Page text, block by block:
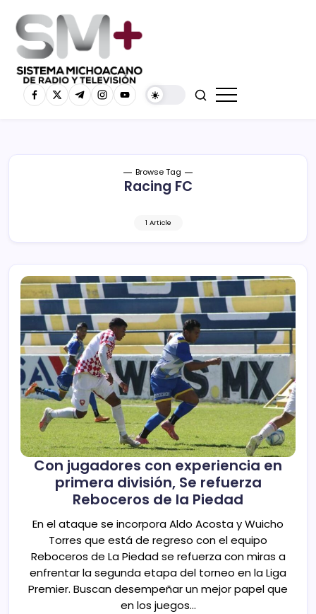
Browse Tag
Racing FC
1 Article
Con jugadores con experiencia en
primera división, Se refuerza
Reboceros de la Piedad
En el ataque se incorpora Aldo Acosta y Wuicho
Torres que está de regreso con el equipo
Reboceros de La Piedad se refuerza con miras a
enfrentar la segunda etapa del torneo en la Liga
Premier. Buscan desempeñar un mejor papel que
en los juegos…